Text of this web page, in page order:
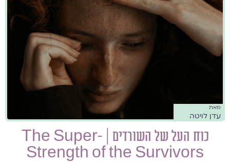
מאת
עדן לויטה
כוח העל של השורדים | The Super-
Strength of the Survivors